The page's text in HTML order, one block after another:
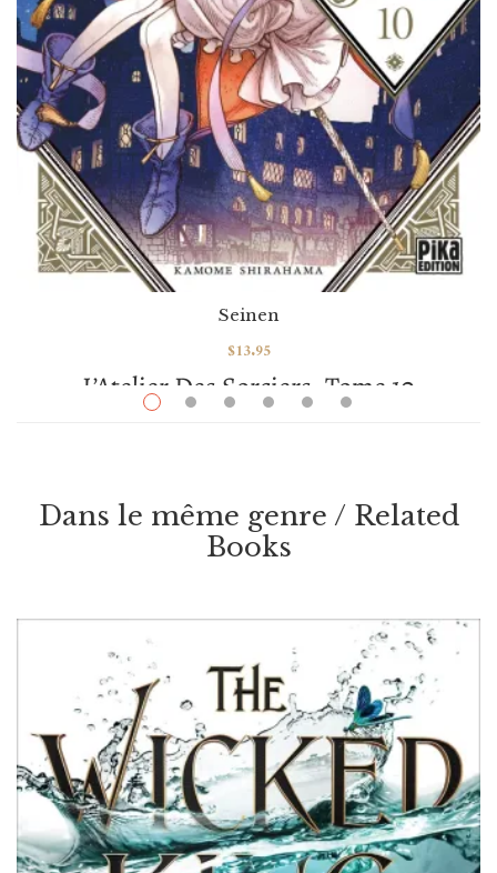
L’Atelier Des Sorciers, Tome 10
Seinen
$13.95
Dans le même genre / Related
Books